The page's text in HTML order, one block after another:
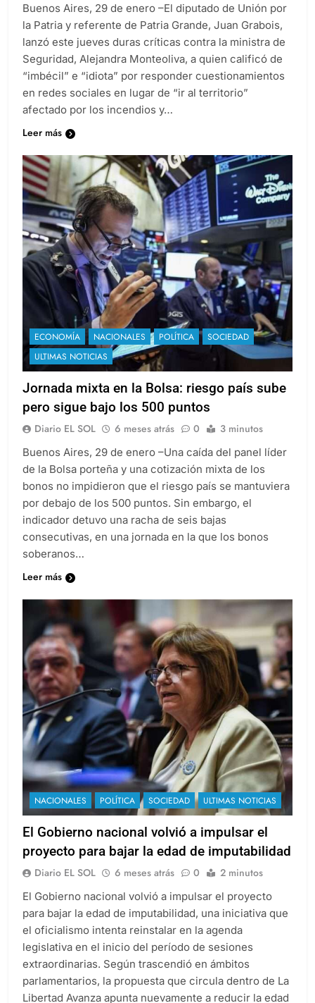
Buenos Aires, 29 de enero –El diputado de Unión por
la Patria y referente de Patria Grande, Juan Grabois,
lanzó este jueves duras críticas contra la ministra de
Seguridad, Alejandra Monteoliva, a quien calificó de
“imbécil” e “idiota” por responder cuestionamientos
en redes sociales en lugar de “ir al territorio”
afectado por los incendios y…
Leer más
ECONOMÍA NACIONALES POLÍTICA
SOCIEDAD
ULTIMAS NOTICIAS
Jornada mixta en la Bolsa: riesgo país sube
pero sigue bajo los 500 puntos
Diario EL SOL 6 meses atrás 0 3 minutos
Buenos Aires, 29 de enero –Una caída del panel líder
de la Bolsa porteña y una cotización mixta de los
bonos no impidieron que el riesgo país se mantuviera
por debajo de los 500 puntos. Sin embargo, el
indicador detuvo una racha de seis bajas
consecutivas, en una jornada en la que los bonos
soberanos…
Leer más
NACIONALES POLÍTICA SOCIEDAD ULTIMAS NOTICIAS
El Gobierno nacional volvió a impulsar el
proyecto para bajar la edad de imputabilidad
Diario EL SOL 6 meses atrás 0 2 minutos
El Gobierno nacional volvió a impulsar el proyecto
para bajar la edad de imputabilidad, una iniciativa que
el oficialismo intenta reinstalar en la agenda
legislativa en el inicio del período de sesiones
extraordinarias. Según trascendió en ámbitos
parlamentarios, la propuesta que circula dentro de La
Libertad Avanza apunta nuevamente a reducir la edad